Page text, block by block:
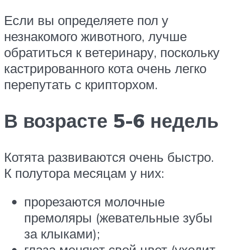
Если вы определяете пол у
незнакомого животного, лучше
обратиться к ветеринару, поскольку
кастрированного кота очень легко
перепутать с крипторхом.
В возрасте 5-6 недель
Котята развиваются очень быстро.
К полутора месяцам у них:
прорезаются молочные
премоляры (жевательные зубы
за клыками);